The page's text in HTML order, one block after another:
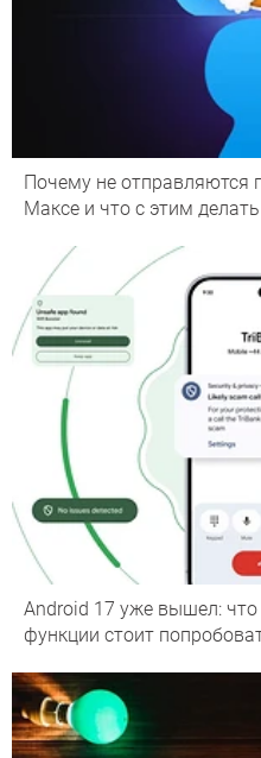
Почему не отправляются
Максе и что с этим делать
Android 17 уже вышел:
функции стоит